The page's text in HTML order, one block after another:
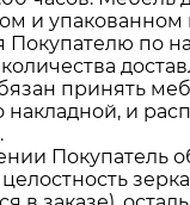
и упакованном
Покупателю по
принять
и
Покупатель